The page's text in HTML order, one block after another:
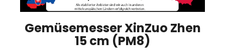
Gemüsemesser XinZuo Zhen
15 cm (PM8)